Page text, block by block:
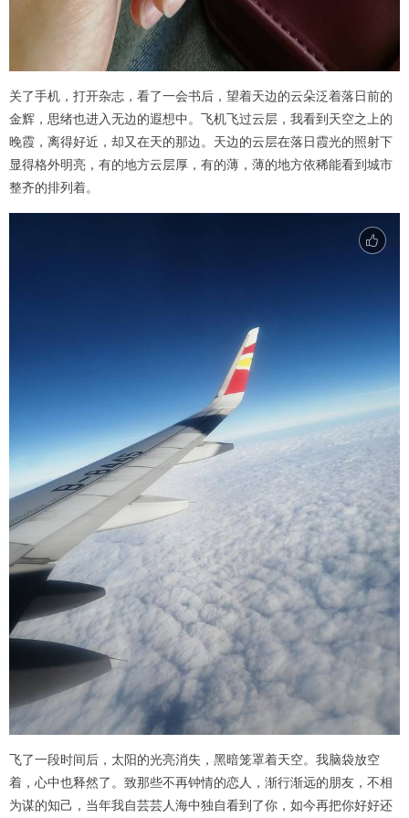
关了手机，打开杂志，看了一会书后，望着天边的云朵泛着落日前的
金辉，思绪也进入无边的遐想中。飞机飞过云层，我看到天空之上的
晚霞，离得好近，却又在天的那边。天边的云层在落日霞光的照射下
显得格外明亮，有的地方云层厚，有的薄，薄的地方依稀能看到城市
整齐的排列着。
飞了一段时间后，太阳的光亮消失，黑暗笼罩着天空。我脑袋放空
着，心中也释然了。致那些不再钟情的恋人，渐行渐远的朋友，不相
为谋的知己，当年我自芸芸人海中独自看到了你，如今再把你好好还